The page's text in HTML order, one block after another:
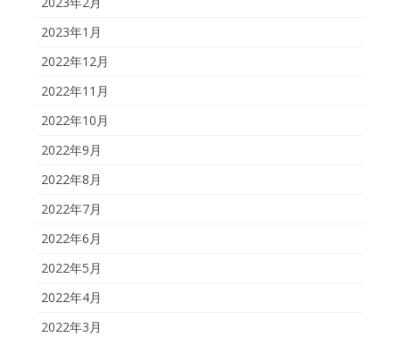
2023年1月
2022年12月
2022年11月
2022年10月
2022年9月
2022年8月
2022年7月
2022年6月
2022年5月
2022年4月
2022年3月